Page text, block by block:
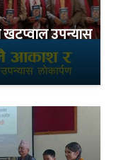
उपन्यास